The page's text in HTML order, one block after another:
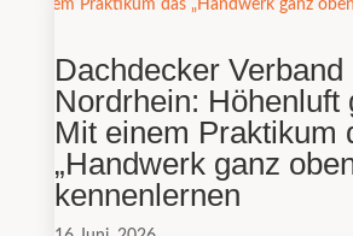
Dachdecker Verband
Nordrhein: Höhenluft
Mit einem Praktikum
„Handwerk ganz
kennenlernen